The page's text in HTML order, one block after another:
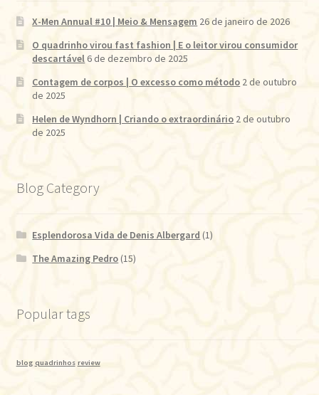
X-Men Annual #10 | Meio & Mensagem 26 de janeiro de 2026
O quadrinho virou fast fashion | E o leitor virou consumidor
descartável 6 de dezembro de 2025
Contagem de corpos | O excesso como método 2 de outubro
de 2025
Helen de Wyndhorn | Criando o extraordinário 2 de outubro
de 2025
Blog Category
Esplendorosa Vida de Denis Albergard (1)
The Amazing Pedro (15)
Popular tags
blog quadrinhos review